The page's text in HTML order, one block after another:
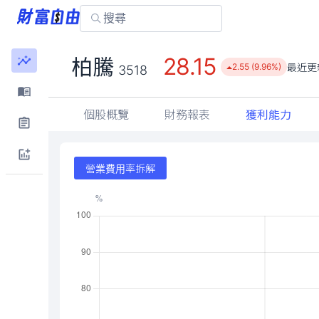
柏騰 3518 28.15 2.55 (9.96%) 最近
個股概覽 財務報表 獲利能力
營業費用率拆解